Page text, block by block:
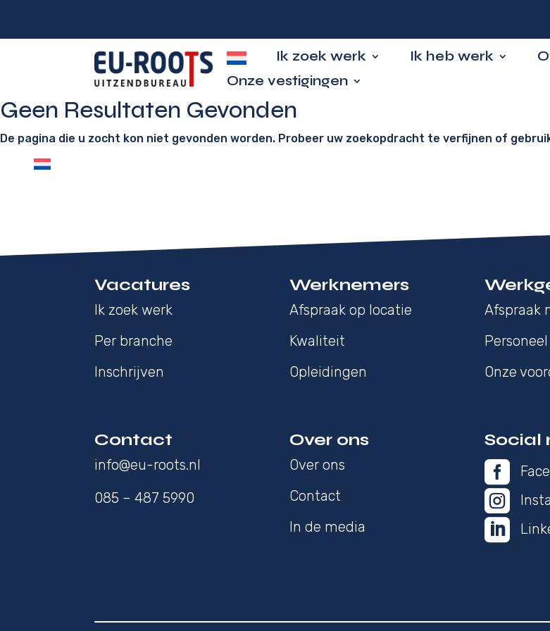
Ik zoek werk Ik heb werk
Onze vestigingen
Geen Resultaten Gevonden
De pagina die u zocht kon niet gevonden worden. Probeer uw zoekopdracht te verfijnen of
Vacatures
Ik zoek werk
Per branche
Inschrijven
Werknemers
Afspraak op locatie
Kwaliteit
Opleidingen
Afspraak
Onze
Contact
info@eu-roots.nl
085 – 487 5990
Over ons
Over ons
Contact
In de media
Social


